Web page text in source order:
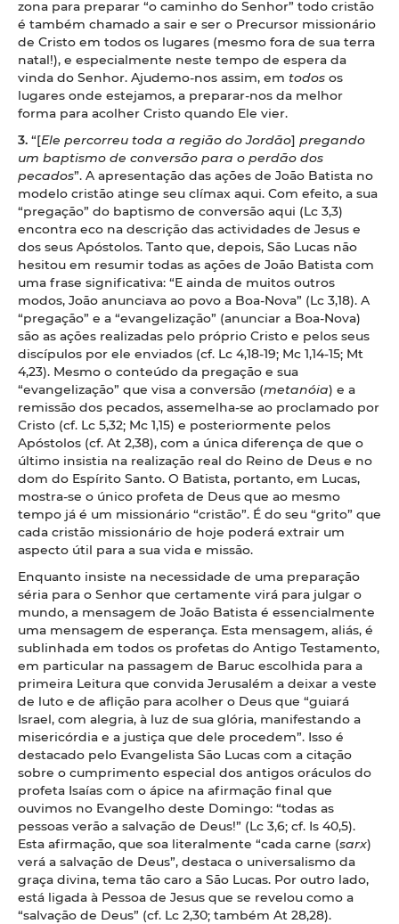
zona para preparar “o caminho do Senhor” todo cristão
é também chamado a sair e ser o Precursor missionário
de Cristo em todos os lugares (mesmo fora de sua terra
natal!), e especialmente neste tempo de espera da
vinda do Senhor. Ajudemo-nos assim, em todos os
lugares onde estejamos, a preparar-nos da melhor
forma para acolher Cristo quando Ele vier.
3. “[Ele percorreu toda a região do Jordão] pregando
um baptismo de conversão para o perdão dos
pecados”. A apresentação das ações de João Batista no
modelo cristão atinge seu clímax aqui. Com efeito, a sua
“pregação” do baptismo de conversão aqui (Lc 3,3)
encontra eco na descrição das actividades de Jesus e
dos seus Apóstolos. Tanto que, depois, São Lucas não
hesitou em resumir todas as ações de João Batista com
uma frase significativa: “E ainda de muitos outros
modos, João anunciava ao povo a Boa-Nova” (Lc 3,18). A
“pregação” e a “evangelização” (anunciar a Boa-Nova)
são as ações realizadas pelo próprio Cristo e pelos seus
discípulos por ele enviados (cf. Lc 4,18-19; Mc 1,14-15; Mt
4,23). Mesmo o conteúdo da pregação e sua
“evangelização” que visa a conversão (metanóia) e a
remissão dos pecados, assemelha-se ao proclamado por
Cristo (cf. Lc 5,32; Mc 1,15) e posteriormente pelos
Apóstolos (cf. At 2,38), com a única diferença de que o
último insistia na realização real do Reino de Deus e no
dom do Espírito Santo. O Batista, portanto, em Lucas,
mostra-se o único profeta de Deus que ao mesmo
tempo já é um missionário “cristão”. É do seu “grito” que
cada cristão missionário de hoje poderá extrair um
aspecto útil para a sua vida e missão.
Enquanto insiste na necessidade de uma preparação
séria para o Senhor que certamente virá para julgar o
mundo, a mensagem de João Batista é essencialmente
uma mensagem de esperança. Esta mensagem, aliás, é
sublinhada em todos os profetas do Antigo Testamento,
em particular na passagem de Baruc escolhida para a
primeira Leitura que convida Jerusalém a deixar a veste
de luto e de aflição para acolher o Deus que “guiará
Israel, com alegria, à luz de sua glória, manifestando a
misericórdia e a justiça que dele procedem”. Isso é
destacado pelo Evangelista São Lucas com a citação
sobre o cumprimento especial dos antigos oráculos do
profeta Isaías com o ápice na afirmação final que
ouvimos no Evangelho deste Domingo: “todas as
pessoas verão a salvação de Deus!” (Lc 3,6; cf. Is 40,5).
Esta afirmação, que soa literalmente “cada carne (sarx)
verá a salvação de Deus”, destaca o universalismo da
graça divina, tema tão caro a São Lucas. Por outro lado,
está ligada à Pessoa de Jesus que se revelou como a
“salvação de Deus” (cf. Lc 2,30; também At 28,28).